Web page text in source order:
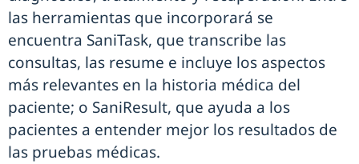
las herramientas que incorporará se
encuentra SaniTask, que transcribe las
consultas, las resume e incluye los aspectos
más relevantes en la historia médica del
paciente; o SaniResult, que ayuda a los
pacientes a entender mejor los resultados de
las pruebas médicas.